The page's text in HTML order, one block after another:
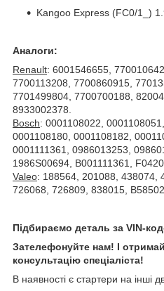
Kangoo Express (FC0/1_)
Аналоги:
Renault: 6001546655,
7700113208, 7700860915,
7701499804, 7700700188,
8933002378.
Bosch: 0001108022,
0001108180, 0001108182,
0001111361, 0986013253,
1986S00694, B001111361,
Valeo: 188564, 201088, 438074,
726068, 726809, 838015,
Підбираємо деталь за VIN-
Зателефонуйте нам! І
консультацію спеціаліста!
В наявності є стартери на інші